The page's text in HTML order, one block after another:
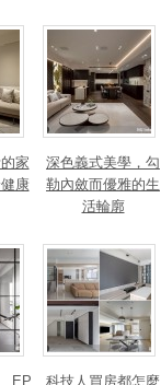
大
家
康
深色義式美學，勾
勒內斂而優雅的生
活輪廓
…EP 科技人買房都怎麼